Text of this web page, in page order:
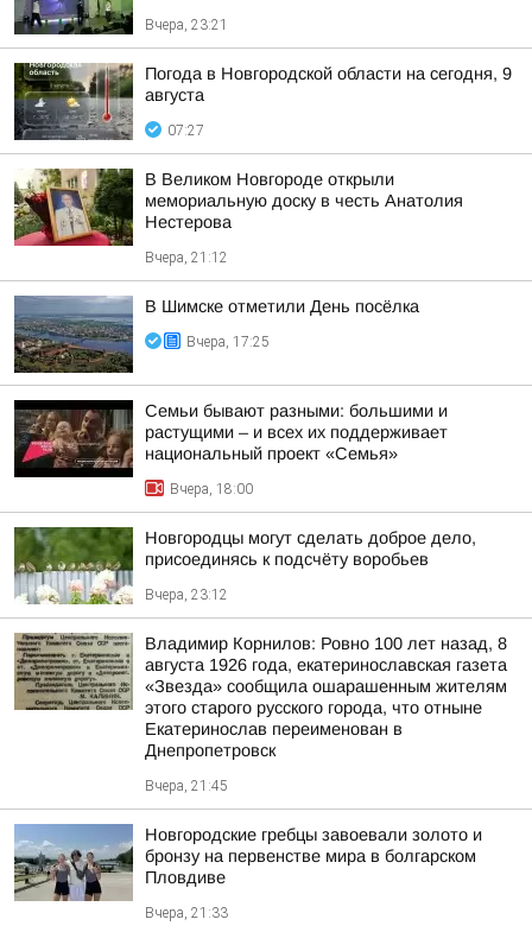
Вчера, 23:21
Погода в Новгородской области на сегодня, 9
августа
07:27
В Великом Новгороде открыли
мемориальную доску в честь Анатолия
Нестерова
Вчера, 21:12
В Шимске отметили День посёлка
Вчера, 17:25
Семьи бывают разными: большими и
растущими – и всех их поддерживает
национальный проект «Семья»
Вчера, 18:00
Новгородцы могут сделать доброе дело,
присоединясь к подсчёту воробьев
Вчера, 23:12
Владимир Корнилов: Ровно 100 лет назад, 8
августа 1926 года, екатеринославская газета
«Звезда» сообщила ошарашенным жителям
этого старого русского города, что отныне
Екатеринослав переименован в
Днепропетровск
Вчера, 21:45
Новгородские гребцы завоевали золото и
бронзу на первенстве мира в болгарском
Пловдиве
Вчера, 21:33